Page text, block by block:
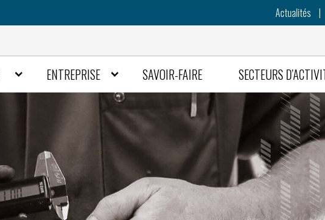
Actualités
Outils à contre-plaque ou
parisien
Outils progressif ou à suivre
Outils Bloc suisse
Outils pour presses
plieuses
ENTREPRISE
Actualités
Rejoignez nous
SAVOIR-FAIRE SECTEURS